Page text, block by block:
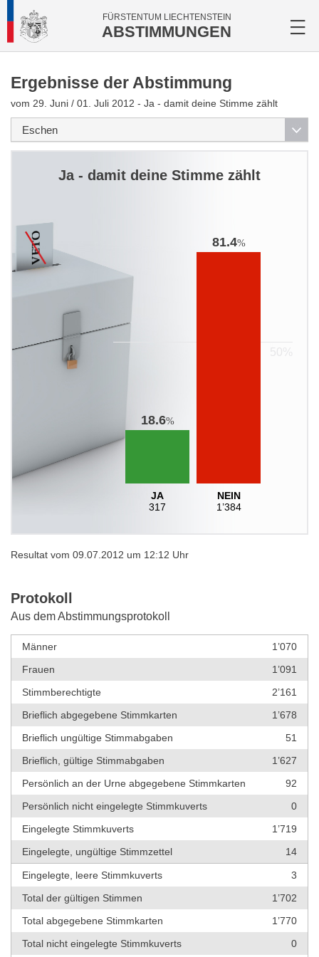
FÜRSTENTUM LIECHTENSTEIN
ABSTIMMUNGEN
Ergebnisse der Abstimmung
vom 29. Juni / 01. Juli 2012 - Ja - damit deine Stimme zählt
Ja - damit deine Stimme zählt
18.6%
JA
317
81.4%
NEIN
1’384
Resultat vom 09.07.2012 um 12:12 Uhr
Protokoll
Aus dem Abstimmungsprotokoll
Männer
1’070
Frauen
1’091
Stimmberechtigte
2’161
Brieflich abgegebene Stimmkarten
1’678
Brieflich ungültige Stimmabgaben
51
Brieflich, gültige Stimmabgaben
1’627
Persönlich an der Urne abgegebene Stimmkarten
92
Persönlich nicht eingelegte Stimmkuverts
0
Eingelegte Stimmkuverts
1’719
Eingelegte, ungültige Stimmzettel
14
Eingelegte, leere Stimmkuverts
3
Total der gültigen Stimmen
1’702
Total abgegebene Stimmkarten
1’770
Total nicht eingelegte Stimmkuverts
0